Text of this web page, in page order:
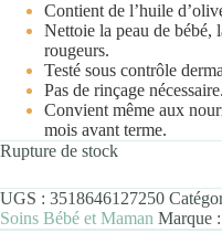
Contient de l’huile
Nettoie la peau de bébé,
rougeurs.
Testé sous contrôle
Pas de rinçage nécessaire.
Convient même aux
mois avant terme.
Rupture de stock
UGS : 3518646127250
Soins Bébé et Maman Marque :